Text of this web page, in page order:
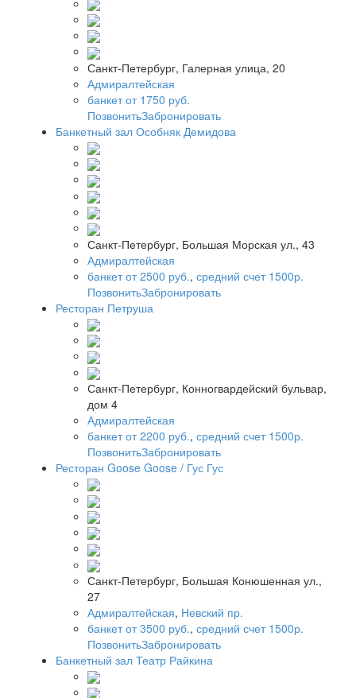
Санкт-Петербург, Галерная улица, 20
Адмиралтейская
банкет от 1750 руб.
ПозвонитьЗабронировать
Банкетный зал Особняк Демидова
Санкт-Петербург, Большая Морская ул., 43
Адмиралтейская
банкет от 2500 руб., средний счет 1500р.
ПозвонитьЗабронировать
Ресторан Петруша
Санкт-Петербург, Конногвардейский бульвар,
дом 4
Адмиралтейская
банкет от 2200 руб., средний счет 1500р.
ПозвонитьЗабронировать
Ресторан Goose Goose / Гус Гус
Санкт-Петербург, Большая Конюшенная ул.,
27
Адмиралтейская, Невский пр.
банкет от 3500 руб., средний счет 1500р.
ПозвонитьЗабронировать
Банкетный зал Театр Райкина